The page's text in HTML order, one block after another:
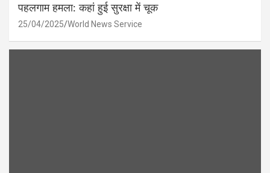
पहलगाम हमला: कहां हुई सुरक्षा में चूक
25/04/2025 World News Service